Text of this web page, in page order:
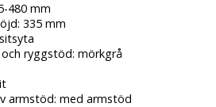
480 mm
335 mm
ryggstöd: mörkgrå
armstöd: med armstöd